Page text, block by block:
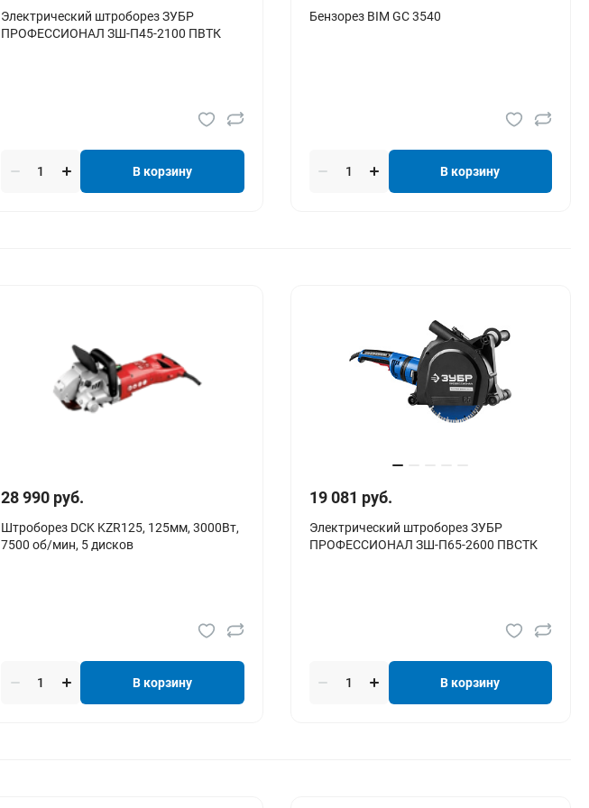
Электрический штроборез ЗУБР
ПРОФЕССИОНАЛ ЗШ-П45-2100 ПВТК
В корзину
Бензорез BIM GC 3540
В корзину
28 990 руб.
Штроборез DCK KZR125, 125мм, 3000Вт,
7500 об/мин, 5 дисков
В корзину
19 081 руб.
Электрический штроборез ЗУБР
ПРОФЕССИОНАЛ ЗШ-П65-2600 ПВСТК
В корзину